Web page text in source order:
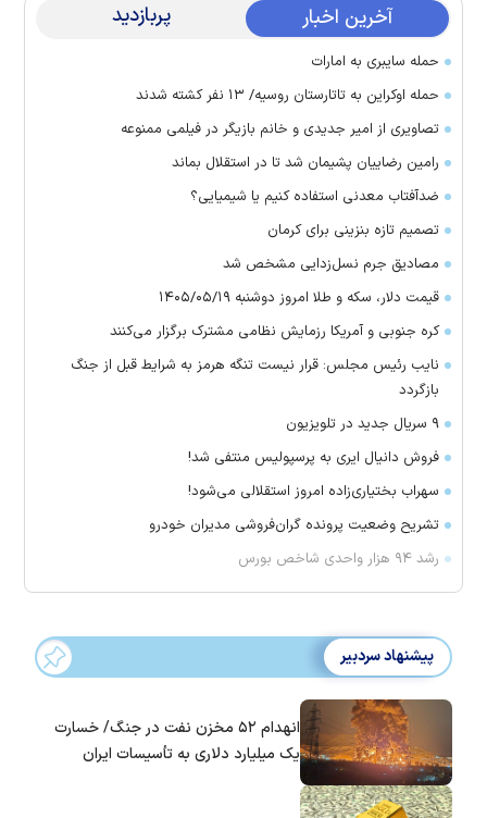
آخرین اخبار پربازدید
حمله سایبری به امارات
حمله اوکراین به تاتارستان روسیه/ ۱۳ نفر کشته شدند
تصاویری از امیر جدیدی و خانم بازیگر در فیلمی ممنوعه
رامین رضاییان پشیمان شد تا در استقلال بماند
ضدآفتاب معدنی استفاده کنیم یا شیمیایی؟
تصمیم تازه بنزینی برای کرمان
مصادیق جرم نسل‌زدایی مشخص شد
قیمت دلار، سکه و طلا امروز دوشنبه ۱۴۰۵/۰۵/۱۹
کره جنوبی و آمریکا رزمایش نظامی مشترک برگزار می‌کنند
نایب رئیس مجلس: قرار نیست تنگه هرمز به شرایط قبل از جنگ
بازگردد
۹ سریال جدید در تلویزیون
فروش دانیال ایری به پرسپولیس منتفی شد!
سهراب بختیاری‌زاده امروز استقلالی می‌شود!
تشریح وضعیت پرونده گران‌فروشی مدیران خودرو
رشد ۹۴ هزار واحدی شاخص بورس
پیشنهاد سردبیر
انهدام ۵۲ مخزن نفت در جنگ/ خسارت
یک میلیارد دلاری به تأسیسات ایران